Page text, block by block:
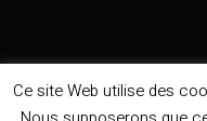
Ce site Web utilise des